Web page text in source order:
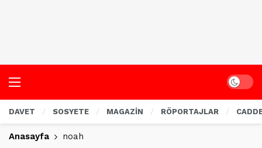
Dark
DAVET SOSYETE MAGAZİN RÖPORTAJLAR
Anasayfa noah